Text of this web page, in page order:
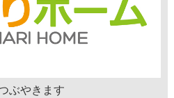
ぶやきます